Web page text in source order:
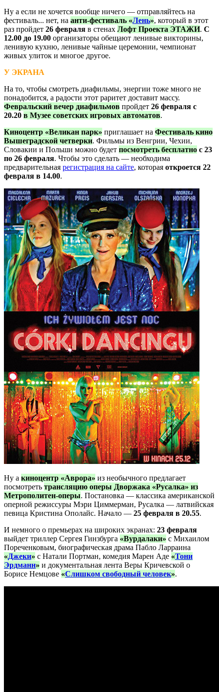
Ну а если не хочется вообще ничего — отправляйтесь на
фестиваль... нет, на анти-фестиваль «Лень», который в этот
раз пройдет 26 февраля в стенах Лофт Проекта ЭТАЖИ. С
12.00 до 19.00 организаторы обещают ленивые викторины,
ленивую кухню, ленивые чайные церемонии, чемпионат
живых улиток и многое другое.
У ЭКРАНА
На то, чтобы смотреть диафильмы, энергии тоже много не
понадобится, а радости этот раритет доставит массу.
Февральский вечер диафильмов пройдет 26 февраля с
20.20 в Музее советских игровых автоматов.
Киноцентр «Великан парк» приглашает на Фестиваль кино
Вышеградской четверки. Фильмы из Венгрии, Чехии,
Словакии и Польши можно будет посмотреть бесплатно с 23
по 26 февраля. Чтобы это сделать — необходима
предварительная регистрация на сайте, которая откроется 22
февраля в 14.00.
Ну а киноцентр «Аврора» из необычного предлагает
посмотреть трансляцию оперы Дворжака «Русалка» из
Метрополитен-оперы. Постановка — классика американской
оперной режиссуры Мэри Циммерман, Русалка — латвийская
певица Кристина Ополайс. Начало — 25 февраля в 20.55.
И немного о премьерах на широких экранах: 23 февраля
выйдет триллер Сергея Гинзбурга «Вурдалаки» с Михаилом
Пореченковым, биографическая драма Пабло Ларраина
«Джеки» с Натали Портман, комедия Марен Аде «Тони
Эрдманн» и документальная лента Веры Кричевской о
Борисе Немцове «Слишком свободный человек».